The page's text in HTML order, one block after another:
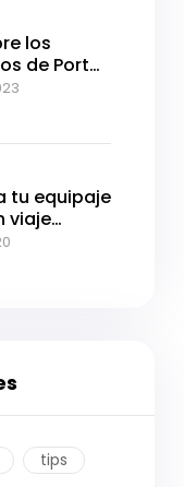
los
de Porto
joya del
tu equipaje
viaje
y sin
tips